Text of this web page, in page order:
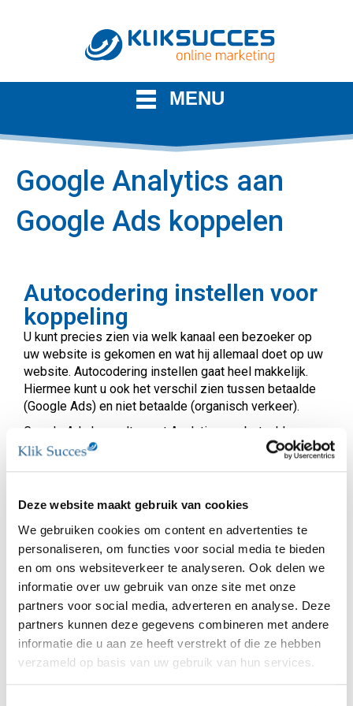
Deze website maakt gebruik van cookies
We gebruiken cookies om content en advertenties te
personaliseren, om functies voor social media te bieden
en om ons websiteverkeer te analyseren. Ook delen we
informatie over uw gebruik van onze site met onze
partners voor social media, adverteren en analyse. Deze
partners kunnen deze gegevens combineren met andere
informatie die u aan ze heeft verstrekt of die ze hebben
verzameld op basis van uw gebruik van hun services.
MENU
Google Analytics aan
Google Ads koppelen
Autocodering instellen voor
koppeling
U kunt precies zien via welk kanaal een bezoeker op
uw website is gekomen en wat hij allemaal doet op uw
website. Autocodering instellen gaat heel makkelijk.
Hiermee kunt u ook het verschil zien tussen betaalde
(Google Ads) en niet betaalde (organisch verkeer).
Google Ads koppelt u met Analytics om betaalde
bezoekers van de organische bezoekers te
importeren naar Ads.
verschil (van klikgedrag, bestellingen en duur op uw
website) tussen via Ads en organische bezoekers. Na
het koppelen kunt u exact zien op welk zoekwoord
iemand gezocht heeft voordat hij op uw website is
gekomen en welke stappen hij daarna heeft genomen.
Om het mogelijk te maken dat Analytics de
Google Ads bezoekers herkent moet autocodering
ingesteld worden. Volg onderstaande stappen om